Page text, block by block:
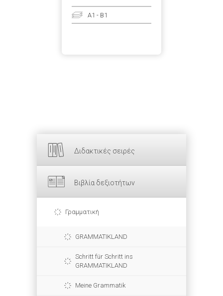
Διδακτικές σειρές
Βιβλία δεξιοτήτων
Γραμματική
GRAMMATIKLAND
Schritt für Schritt ins
GRAMMATIKLAND
Meine Grammatik
A1 - B1